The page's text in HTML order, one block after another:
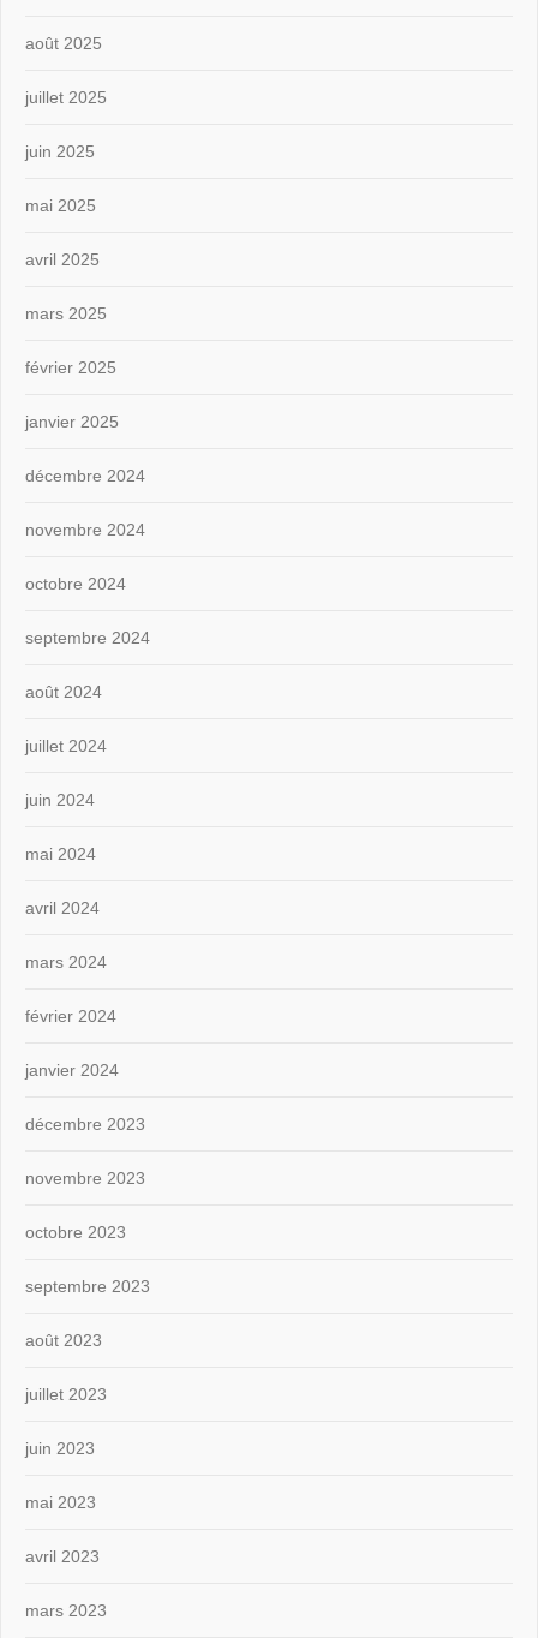
août 2025
juillet 2025
juin 2025
mai 2025
avril 2025
mars 2025
février 2025
janvier 2025
décembre 2024
novembre 2024
octobre 2024
septembre 2024
août 2024
juillet 2024
juin 2024
mai 2024
avril 2024
mars 2024
février 2024
janvier 2024
décembre 2023
novembre 2023
octobre 2023
septembre 2023
août 2023
juillet 2023
juin 2023
mai 2023
avril 2023
mars 2023